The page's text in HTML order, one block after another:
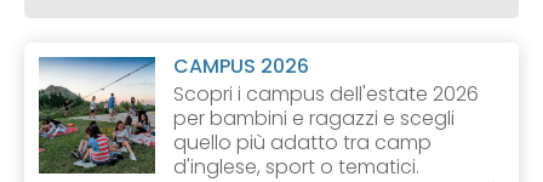
CAMPUS 2026
Scopri i campus dell'estate 2026
per bambini e ragazzi e scegli
quello più adatto tra camp
d'inglese, sport o tematici.